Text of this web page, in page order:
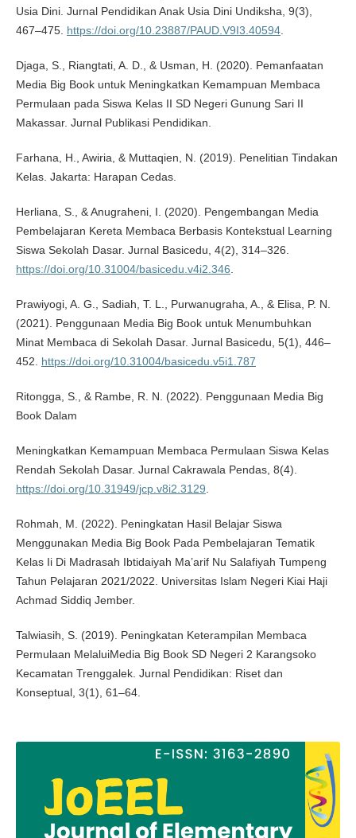
Usia Dini. Jurnal Pendidikan Anak Usia Dini Undiksha, 9(3),
467–475. https://doi.org/10.23887/PAUD.V9I3.40594.
Djaga, S., Riangtati, A. D., & Usman, H. (2020). Pemanfaatan
Media Big Book untuk Meningkatkan Kemampuan Membaca
Permulaan pada Siswa Kelas II SD Negeri Gunung Sari II
Makassar. Jurnal Publikasi Pendidikan.
Farhana, H., Awiria, & Muttaqien, N. (2019). Penelitian Tindakan
Kelas. Jakarta: Harapan Cedas.
Herliana, S., & Anugraheni, I. (2020). Pengembangan Media
Pembelajaran Kereta Membaca Berbasis Kontekstual Learning
Siswa Sekolah Dasar. Jurnal Basicedu, 4(2), 314–326.
https://doi.org/10.31004/basicedu.v4i2.346
Prawiyogi, A. G., Sadiah, T. L., Purwanugraha, A., & Elisa, P. N.
(2021). Penggunaan Media Big Book untuk Menumbuhkan
Minat Membaca di Sekolah Dasar. Jurnal Basicedu, 5(1), 446–
452. https://doi.org/10.31004/basicedu.v5i1.787
Ritongga, S., & Rambe, R. N. (2022). Penggunaan Media Big
Book Dalam
Meningkatkan Kemampuan Membaca Permulaan Siswa Kelas
Rendah Sekolah Dasar. Jurnal Cakrawala Pendas, 8(4).
https://doi.org/10.31949/jcp.v8i2.3129.
Rohmah, M. (2022). Peningkatan Hasil Belajar Siswa
Menggunakan Media Big Book Pada Pembelajaran Tematik
Kelas Ii Di Madrasah Ibtidaiyah Ma’arif Nu Salafiyah Tumpeng
Tahun Pelajaran 2021/2022. Universitas Islam Negeri Kiai Haji
Achmad Siddiq Jember.
Talwiasih, S. (2019). Peningkatan Keterampilan Membaca
Permulaan MelaluiMedia Big Book SD Negeri 2 Karangsoko
Kecamatan Trenggalek. Jurnal Pendidikan: Riset dan
Konseptual, 3(1), 61–64.